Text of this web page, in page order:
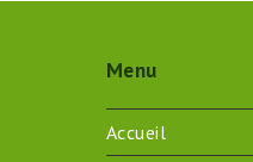
Menu
Accueil